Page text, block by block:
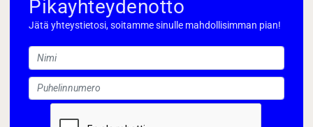
Pikayhteydenotto
Jätä yhteystietosi, soitamme sinulle mahdollisimman pian!